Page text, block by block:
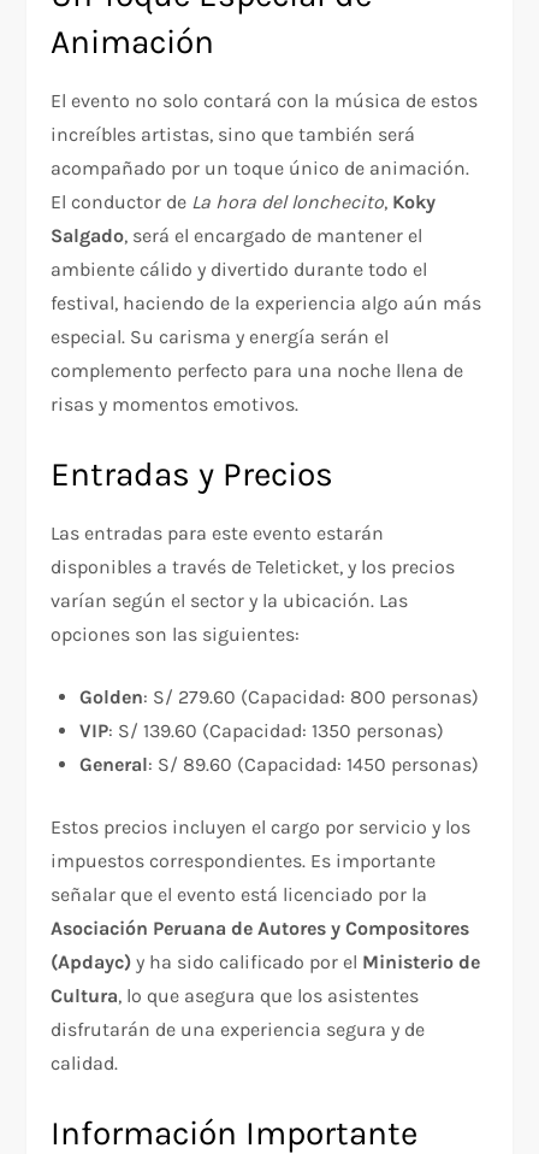
Animación
El evento no solo contará con la música de estos
increíbles artistas, sino que también será
acompañado por un toque único de animación.
El conductor de La hora del lonchecito, Koky
Salgado, será el encargado de mantener el
ambiente cálido y divertido durante todo el
festival, haciendo de la experiencia algo aún más
especial. Su carisma y energía serán el
complemento perfecto para una noche llena de
risas y momentos emotivos.
Entradas y Precios
Las entradas para este evento estarán
disponibles a través de Teleticket, y los precios
varían según el sector y la ubicación. Las
opciones son las siguientes:
Golden: S/ 279.60 (Capacidad: 800 personas)
VIP: S/ 139.60 (Capacidad: 1350 personas)
General: S/ 89.60 (Capacidad: 1450 personas)
Estos precios incluyen el cargo por servicio y los
impuestos correspondientes. Es importante
señalar que el evento está licenciado por la
Asociación Peruana de Autores y Compositores
(Apdayc) y ha sido calificado por el Ministerio de
Cultura, lo que asegura que los asistentes
disfrutarán de una experiencia segura y de
calidad.
Información Importante